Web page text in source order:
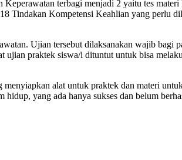
terbagi menjadi 2 yaitu tes materi
Tindakan Kompetensi Keahlian yang perlu
Ujian tersebut dilaksanakan wajib
praktek siswa/i dituntut untuk bisa
alat untuk praktek dan materi
yang ada hanya sukses dan belum